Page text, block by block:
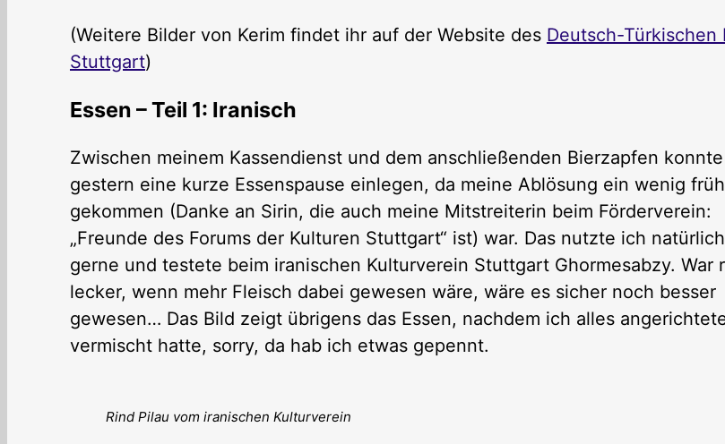
(Weitere Bilder von Kerim findet ihr auf der Website des Deutsch-Türkischen
Stuttgart)
Essen – Teil 1: Iranisch
Zwischen meinem Kassendienst und dem anschließenden Bierzapfen
gestern eine kurze Essenspause einlegen, da meine Ablösung ein wenig
gekommen (Danke an Sirin, die auch meine Mitstreiterin beim Förderverein:
„Freunde des Forums der Kulturen Stuttgart“ ist) war. Das nutzte ich natürlich
gerne und testete beim iranischen Kulturverein Stuttgart Ghormesabzy. War
lecker, wenn mehr Fleisch dabei gewesen wäre, wäre es sicher noch besser
gewesen… Das Bild zeigt übrigens das Essen, nachdem ich alles
vermischt hatte, sorry, da hab ich etwas gepennt.
Rind Pilau vom iranischen Kulturverein